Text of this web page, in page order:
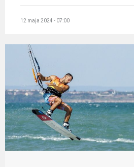
12 maja 2024 - 07:00